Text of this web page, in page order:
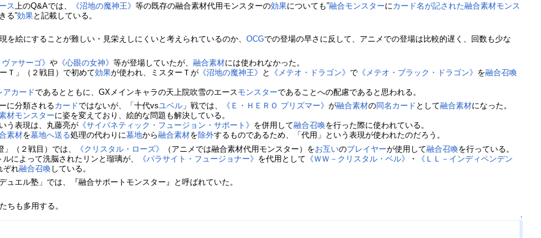
ス 上のQ&Aでは、 《沼地の魔神王》等の既存の融合素材代用モンスターの効果についても”融合モンスターにカード名が記された融合素材モンス
る”効果と記載している。
を絵にすることが難しい・見栄えしにくいと考えられているのか、OCGでの登場の早さに反して、アニメでの登場は比較的遅く、回数も少な
ヴァサーゴ》や 《心眼の女神》等が登場していたが、融合素材には使われなかった。
Ｔ」（２戦目）で初めて効果が使われ、ミスターＴが 《沼地の魔神王》 と 《メテオ・ドラゴン》で 《メテオ・ブラック・ドラゴン》 を融合召喚
アカードであるとともに、GXメインキャラの天上院吹雪のエース モンスターであることへの配慮であると思われる。
に分類されるカードではないが、「十代vsユベル 」戦では、 《Ｅ・ＨＥＲＯ プリズマー》が融合素材の同名カード として融合素材になった。
材モンスターに姿を変えており、絵的な問題も解決している。
う表現は、丸藤亮が 《サイバネティック・フュージョン・サポート》 を併用して融合召喚を行った際に使われている。
素材を墓地へ送る処理の代わりに墓地から融合素材を除外するものであるため、「代用」という表現が使われたのだろう。
（２戦目）では、
《クリスタル・ローズ》 （アニメでは融合素材代用モンスター）をお互いのプレイヤーが使用して融合召喚を行っている。
によって洗脳されたリンと瑠璃が、
《パラサイト・フュージョナー》 を代用として 《ＷＷ－クリスタル・ベル》 ・
《ＬＬ－インディペンデン
ぞれ融合召喚 している。
ュエル塾」では、『融合サポートモンスター』と呼ばれていた。
ちも多用する。
↑